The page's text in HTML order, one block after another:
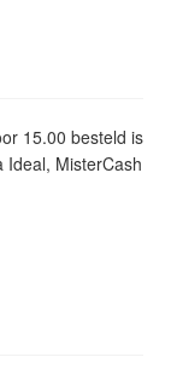
15.00 besteld is
Ideal, MisterCash